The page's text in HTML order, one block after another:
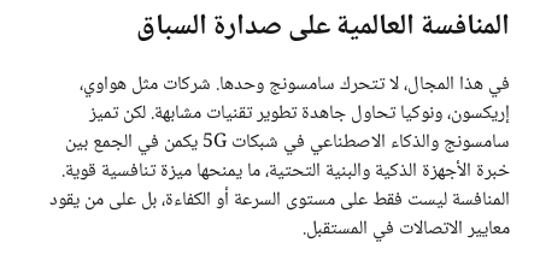
المنافسة العالمية على صدارة السباق
في هذا المجال، لا تتحرك سامسونج وحدها. شركات مثل هواوي،
إريكسون، ونوكيا تحاول جاهدة تطوير تقنيات مشابهة. لكن تميز
سامسونج والذكاء الاصطناعي في شبكات 5G يكمن في الجمع بين
خبرة الأجهزة الذكية والبنية التحتية، ما يمنحها ميزة تنافسية قوية.
المنافسة ليست فقط على مستوى السرعة أو الكفاءة، بل على من يقود
معايير الاتصالات في المستقبل.